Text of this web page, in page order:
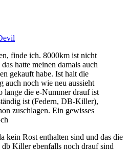
finde ich. 8000km ist nicht
hatte meinen damals auch
gekauft habe. Ist halt die
auch noch wie neu aussieht
lange die e-Nummer drauf ist
ist (Federn, DB-Killer),
zuschlagen. Ein gewisses
kein Rost enthalten sind und das die
Killer ebenfalls noch drauf sind